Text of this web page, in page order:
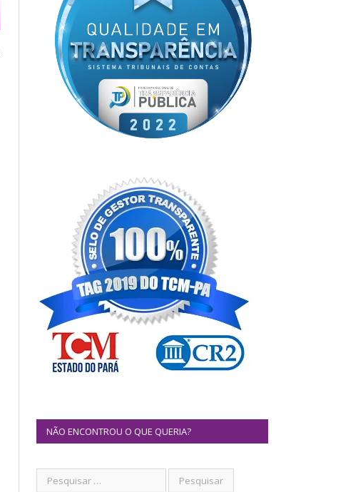
NÃO ENCONTROU O QUE QUERIA?